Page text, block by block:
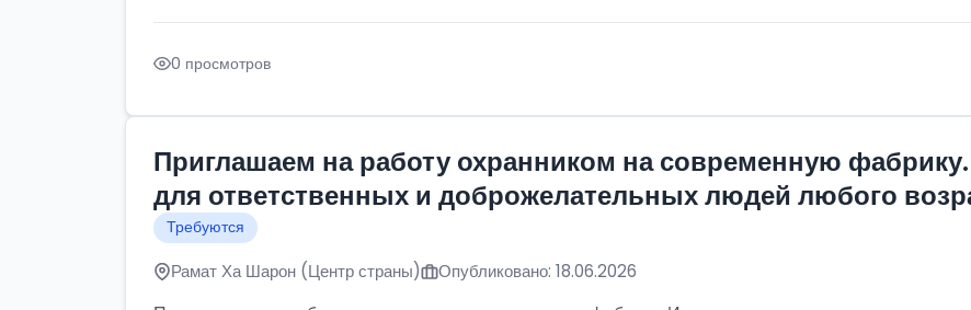
0 просмотров
Приглашаем на работу охранником на современную
для ответственных и доброжелательных людей любого
Требуются
Рамат Ха Шарон (Центр страны) Опубликовано: 18.06.2026